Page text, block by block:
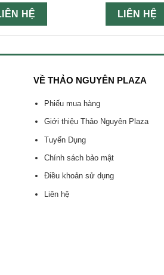
HỆ LIÊN HỆ
VỀ THẢO NGUYÊN PLAZA
Phiếu mua hàng
Giới thiệu Thảo Nguyên Plaza
Tuyển Dụng
Chính sách bảo mật
Điều khoản sử dụng
Liên hệ